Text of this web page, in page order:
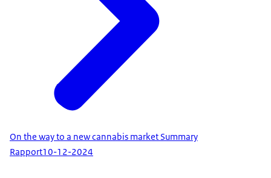
On the way to a new cannabis market Summary
Rapport10-12-2024